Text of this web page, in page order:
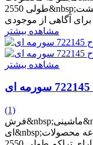
طولی 2550&nbsp;می باشد. این محصول هشت&nbsp;رنگ بوده و
مشاهده بیشتر
مشاهده بیشتر
(1)
فرش&nbsp;ماشینی&nbsp;مشهد طرح کد 722145 سورمه
ای&nbsp;از مجموعه محصولات&nbsp;هفتصد&nbsp;شانه بوده که